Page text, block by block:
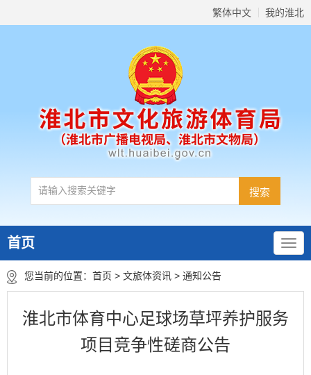
繁体中文 我的淮北
首页
您当前的位置： 首页 > 文旅体资讯 > 通知公告
淮北市体育中心足球场草坪养护服务
项目竞争性磋商公告